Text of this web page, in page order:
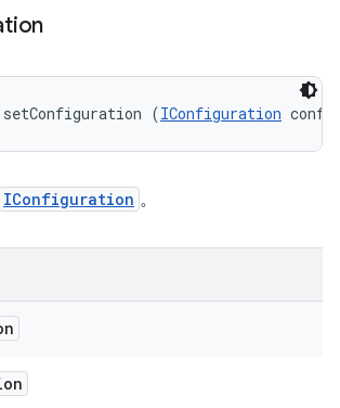
(IConfiguration
IConfiguration 。